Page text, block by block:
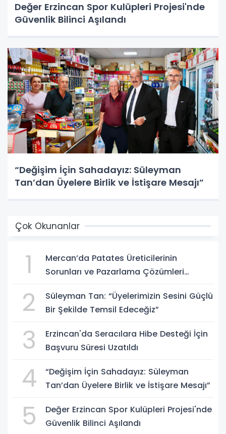
Değer Erzincan Spor Kulüpleri Projesi'nde
Güvenlik Bilinci Aşılandı
“Değişim İçin Sahadayız: Süleyman
Tan’dan Üyelere Birlik ve İstişare Mesajı”
Çok Okunanlar
1
Mercan’da Patates Üreticilerinin
Sorunları ve Pazarlama Çözümleri
2
Süleyman Tan: “Üyelerimizin Sesini Güçlü
Bir Şekilde Temsil Edeceğiz”
3
Erzincan'da Seracılara Hibe Desteği İçin
Başvuru Süresi Uzatıldı
4
“Değişim İçin Sahadayız: Süleyman
Tan’dan Üyelere Birlik ve İstişare Mesajı”
5
Değer Erzincan Spor Kulüpleri Projesi'nde
Güvenlik Bilinci Aşılandı